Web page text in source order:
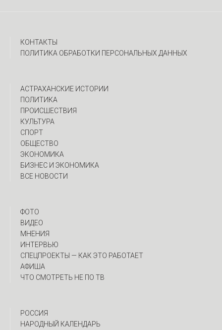
КОНТАКТЫ
ПОЛИТИКА ОБРАБОТКИ ПЕРСОНАЛЬНЫХ ДАННЫХ
АСТРАХАНСКИЕ ИСТОРИИ
ПОЛИТИКА
ПРОИСШЕСТВИЯ
КУЛЬТУРА
СПОРТ
ОБЩЕСТВО
ЭКОНОМИКА
БИЗНЕС И ЭКОНОМИКА
ВСЕ НОВОСТИ
ФОТО
ВИДЕО
МНЕНИЯ
ИНТЕРВЬЮ
CПЕЦПРОЕКТЫ — КАК ЭТО РАБОТАЕТ
АФИША
ЧТО СМОТРЕТЬ НЕ ПО ТВ
РОССИЯ
НАРОДНЫЙ КАЛЕНДАРЬ